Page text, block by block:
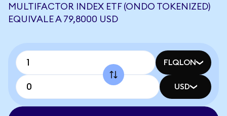
MULTIFACTOR INDEX ETF (ONDO TOKENIZED)
EQUIVALE A 79,8000 USD
FLQLON
USD